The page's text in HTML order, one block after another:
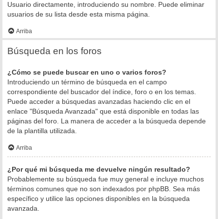
Usuario directamente, introduciendo su nombre. Puede eliminar
usuarios de su lista desde esta misma página.
Arriba
Búsqueda en los foros
¿Cómo se puede buscar en uno o varios foros?
Introduciendo un término de búsqueda en el campo
correspondiente del buscador del índice, foro o en los temas.
Puede acceder a búsquedas avanzadas haciendo clic en el
enlace "Búsqueda Avanzada" que está disponible en todas las
páginas del foro. La manera de acceder a la búsqueda depende
de la plantilla utilizada.
Arriba
¿Por qué mi búsqueda me devuelve ningún resultado?
Probablemente su búsqueda fue muy general e incluye muchos
términos comunes que no son indexados por phpBB. Sea más
específico y utilice las opciones disponibles en la búsqueda
avanzada.